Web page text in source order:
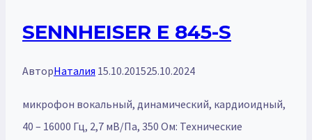
SENNHEISER E 845-S
АвторНаталия 15.10.201525.10.2024
микрофон вокальный, динамический, кардиоидный,
40 – 16000 Гц, 2,7 мВ/Па, 350 Ом: Технические